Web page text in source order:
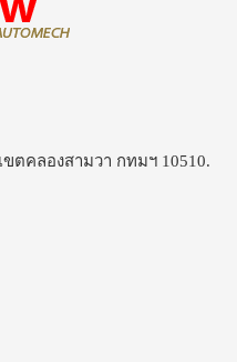
ตคลองสามวา กทมฯ 10510.